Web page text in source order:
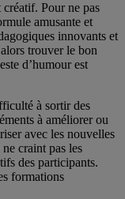
Pour ne pas
amusante et
innovants et
trouver le bon
d’humour est
à sortir des
à améliorer ou
avec les nouvelles
craint pas les
des participants.
formations